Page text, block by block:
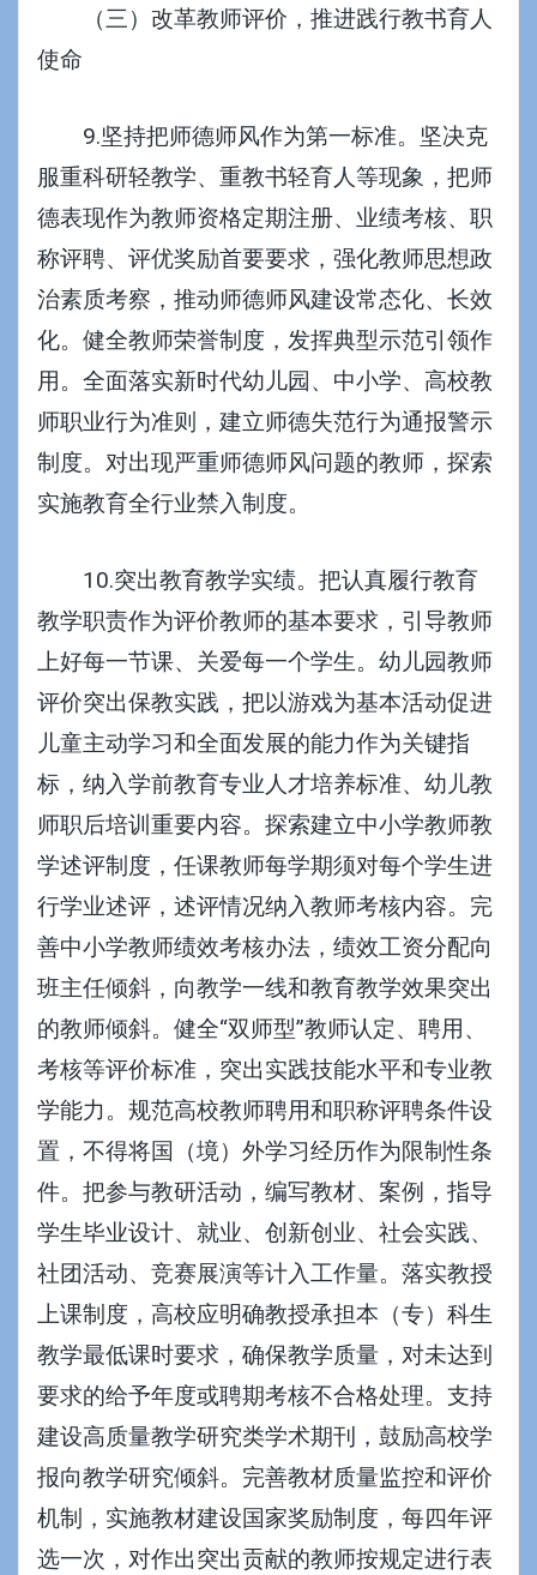
（三）改革教师评价，推进践行教书育人
使命
9.坚持把师德师风作为第一标准。坚决克
服重科研轻教学、重教书轻育人等现象，把师
德表现作为教师资格定期注册、业绩考核、职
称评聘、评优奖励首要要求，强化教师思想政
治素质考察，推动师德师风建设常态化、长效
化。健全教师荣誉制度，发挥典型示范引领作
用。全面落实新时代幼儿园、中小学、高校教
师职业行为准则，建立师德失范行为通报警示
制度。对出现严重师德师风问题的教师，探索
实施教育全行业禁入制度。
10.突出教育教学实绩。把认真履行教育
教学职责作为评价教师的基本要求，引导教师
上好每一节课、关爱每一个学生。幼儿园教师
评价突出保教实践，把以游戏为基本活动促进
儿童主动学习和全面发展的能力作为关键指
标，纳入学前教育专业人才培养标准、幼儿教
师职后培训重要内容。探索建立中小学教师教
学述评制度，任课教师每学期须对每个学生进
行学业述评，述评情况纳入教师考核内容。完
善中小学教师绩效考核办法，绩效工资分配向
班主任倾斜，向教学一线和教育教学效果突出
的教师倾斜。健全“双师型”教师认定、聘用、
考核等评价标准，突出实践技能水平和专业教
学能力。规范高校教师聘用和职称评聘条件设
置，不得将国（境）外学习经历作为限制性条
件。把参与教研活动，编写教材、案例，指导
学生毕业设计、就业、创新创业、社会实践、
社团活动、竞赛展演等计入工作量。落实教授
上课制度，高校应明确教授承担本（专）科生
教学最低课时要求，确保教学质量，对未达到
要求的给予年度或聘期考核不合格处理。支持
建设高质量教学研究类学术期刊，鼓励高校学
报向教学研究倾斜。完善教材质量监控和评价
机制，实施教材建设国家奖励制度，每四年评
选一次，对作出突出贡献的教师按规定进行表